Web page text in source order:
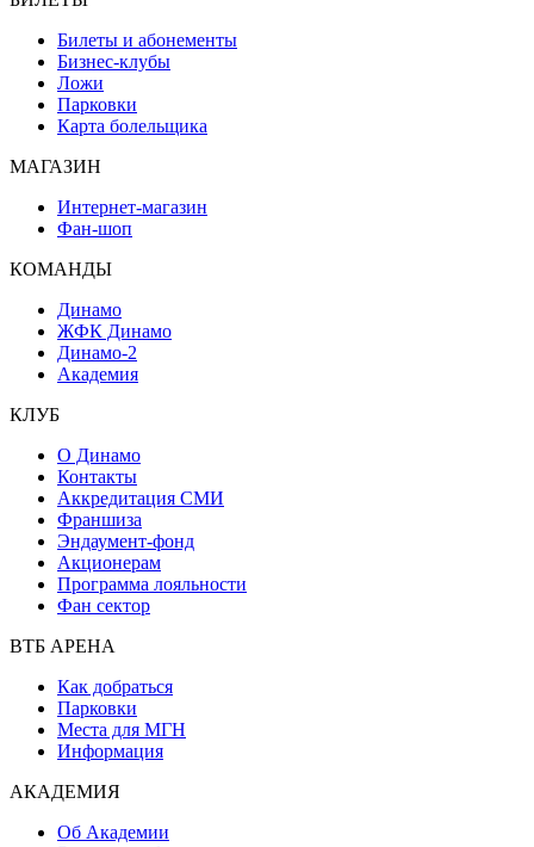
Билеты и абонементы
Бизнес-клубы
Ложи
Парковки
Карта болельщика
МАГАЗИН
Интернет-магазин
Фан-шоп
КОМАНДЫ
Динамо
ЖФК Динамо
Динамо-2
Академия
КЛУБ
О Динамо
Контакты
Аккредитация СМИ
Франшиза
Эндаумент-фонд
Акционерам
Программа лояльности
Фан сектор
ВТБ АРЕНА
Как добраться
Парковки
Места для МГН
Информация
АКАДЕМИЯ
Об Академии